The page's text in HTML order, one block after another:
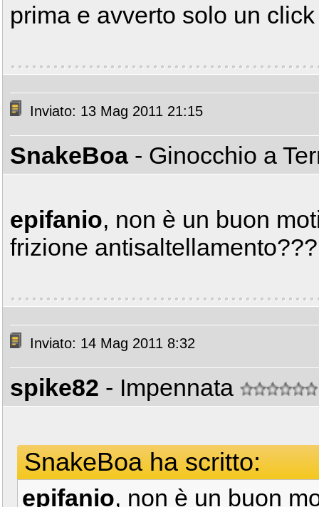
prima e avverto solo un
Inviato: 13 Mag 2011 21:15
SnakeBoa - Ginocchio a
epifanio, non è un buon
frizione
Inviato: 14 Mag 2011 8:32
spike82 - Impennata
SnakeBoa ha scritto:
epifanio, non è un buon